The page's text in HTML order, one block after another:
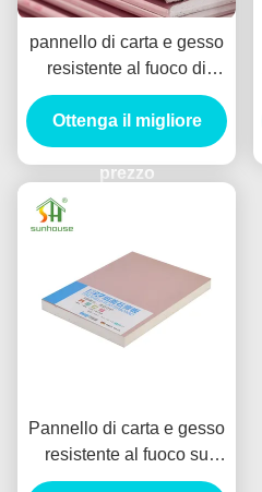
pannello di carta e gesso
resistente al fuoco di
1220x2440mm con il
bordo affusolato bordo
quadrato
Ottenga il migliore
prezzo
Pannello di carta e gesso
resistente al fuoco su
misura 4x8 per i sistemi